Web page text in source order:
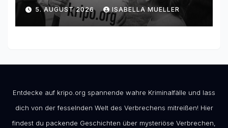
5. AUGUST 2026 ISABELLA MUELLER
Entdecke auf kripo.org spannende wahre Kriminalfälle und lass
dich von der fesselnden Welt des Verbrechens mitreißen! Hier
findest du packende Geschichten über mysteriöse Verbrechen,